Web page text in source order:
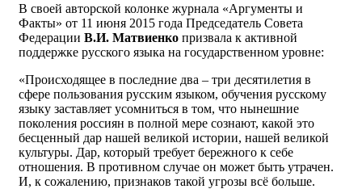
В своей авторской колонке журнала «Аргументы и
Факты» от 11 июня 2015 года Председатель Совета
Федерации В.И. Матвиенко призвала к активной
поддержке русского языка на государственном уровне:
«Происходящее в последние два – три десятилетия в
сфере пользования русским языком, обучения русскому
языку заставляет усомниться в том, что нынешние
поколения россиян в полной мере сознают, какой это
бесценный дар нашей великой истории, нашей великой
культуры. Дар, который требует бережного к себе
отношения. В противном случае он может быть утрачен.
И, к сожалению, признаков такой угрозы всё больше.